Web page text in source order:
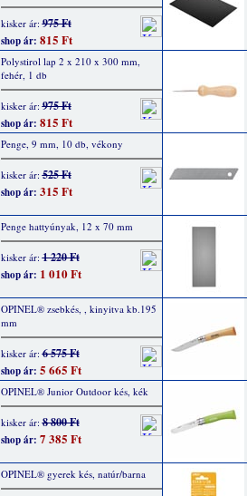
kisker ár:975 Ft
shop ár: 815 Ft
Polystirol lap 2 x 210 x 300 mm,
fehér, 1 db
kisker ár:975 Ft
shop ár: 815 Ft
Penge, 9 mm, 10 db, vékony
kisker ár:525 Ft
shop ár: 315 Ft
Penge hattyúnyak, 12 x 70 mm
kisker ár:1 220 Ft
shop ár: 1 010 Ft
OPINEL® zsebkés, , kinyitva kb.195
mm
kisker ár:6 575 Ft
shop ár: 5 665 Ft
OPINEL® Junior Outdoor kés, kék
kisker ár:8 800 Ft
shop ár: 7 385 Ft
OPINEL® gyerek kés, natúr/barna